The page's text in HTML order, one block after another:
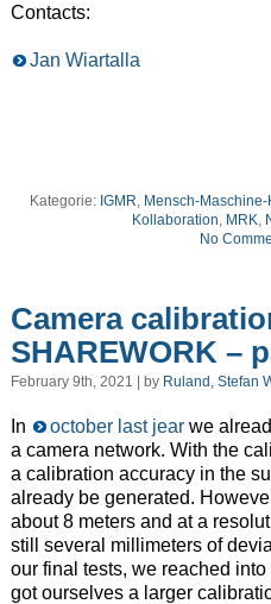
Contacts:
Jan Wiartalla
Kategorie: IGMR Mensch-
Kollaboration MRK
No
Camera
SHAREWORK –
February 9th, 2021 | by Ruland, Stefan
In october last jearwe
a camera network. With the
a calibration accuracy in the
already be generated.
about 8 meters and at a
still several millimeters of
our final tests, we reached
got ourselves a larger